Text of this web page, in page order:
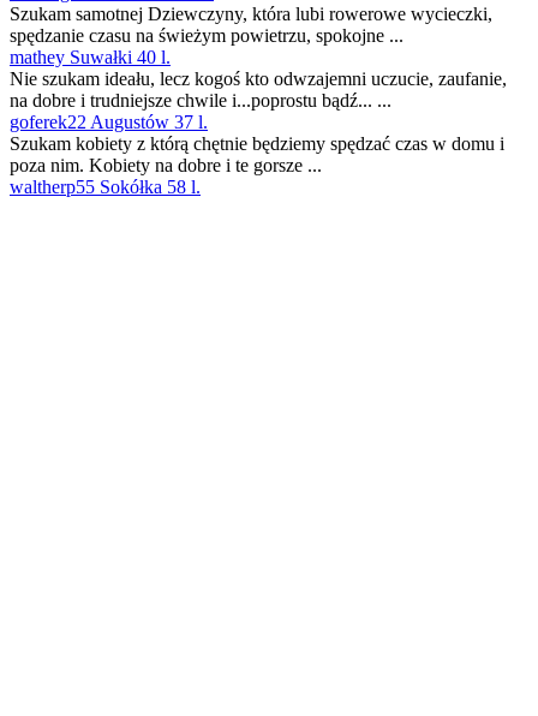
Szukam samotnej Dziewczyny, która lubi rowerowe wycieczki,
spędzanie czasu na świeżym powietrzu, spokojne ...
mathey Suwałki 40 l.
Nie szukam ideału, lecz kogoś kto odwzajemni uczucie, zaufanie,
na dobre i trudniejsze chwile i...poprostu bądź... ...
goferek22 Augustów 37 l.
Szukam kobiety z którą chętnie będziemy spędzać czas w domu i
poza nim. Kobiety na dobre i te gorsze ...
waltherp55 Sokółka 58 l.